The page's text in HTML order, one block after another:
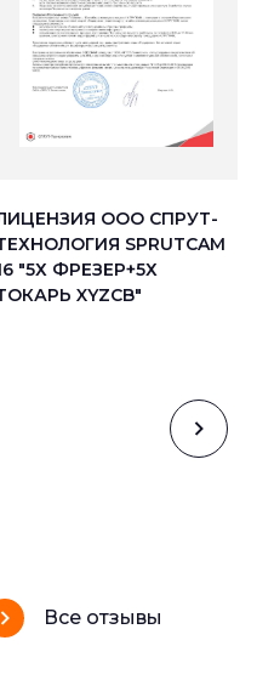
ООО СПРУТ-
SPRUTCAM
"5Х ФРЕЗЕР+5Х
XYZCB"
Все отзывы